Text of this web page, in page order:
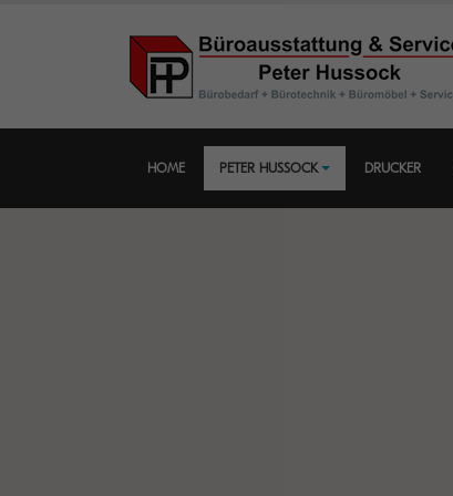
HOME PETER HUSSOCK DRUCKER